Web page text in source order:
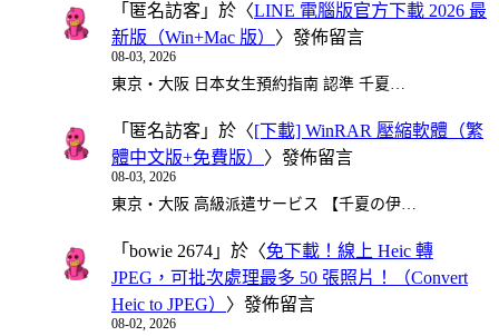
「 匿名訪客 」於〈LINE 電腦版官方下載 2026 最
新版（Win+Mac 版） 〉發佈留言
08-03, 2026
東京・大阪 日本女生預約指南 認準 千夏…
「 匿名訪客 」於〈[下載] WinRAR 壓縮軟體（繁
體中文版+免費版） 〉發佈留言
08-03, 2026
東京・大阪 高級派遣サービス 【千夏の伊…
「 bowie 2674 」於〈免下載！線上 Heic 轉
JPEG，可批次處理最多 50 張照片！（Convert
Heic to JPEG） 〉發佈留言
08-02, 2026